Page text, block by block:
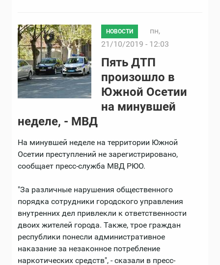
НОВОСТИ
пн,
21/10/2019 - 12:03
Пять ДТП
произошло в
Южной Осетии
на минувшей
неделе, - МВД
На минувшей неделе на территории Южной
Осетии преступлений не зарегистрировано,
сообщает пресс-служба МВД РЮО.
"За различные нарушения общественного
порядка сотрудники городского управления
внутренних дел привлекли к ответственности
двоих жителей города. Также, трое граждан
республики понесли административное
наказание за незаконное потребление
наркотических средств", - сказали в пресс-